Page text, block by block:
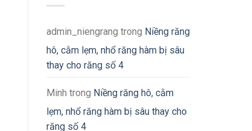
admin_niengrang trong Niềng răng
hô, cằm lẹm, nhổ răng hàm bị sâu
thay cho răng số 4
Minh trong Niềng răng hô, cằm
lẹm, nhổ răng hàm bị sâu thay cho
răng số 4